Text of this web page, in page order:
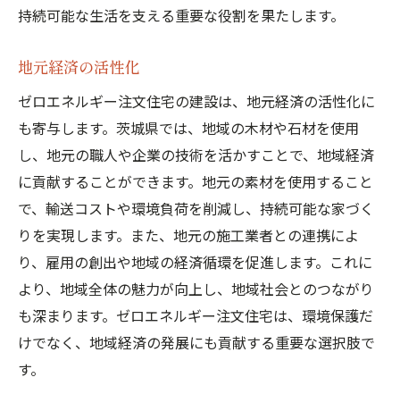
持続可能な生活を支える重要な役割を果たします。
地元経済の活性化
ゼロエネルギー注文住宅の建設は、地元経済の活性化に
も寄与します。茨城県では、地域の木材や石材を使用
し、地元の職人や企業の技術を活かすことで、地域経済
に貢献することができます。地元の素材を使用すること
で、輸送コストや環境負荷を削減し、持続可能な家づく
りを実現します。また、地元の施工業者との連携によ
り、雇用の創出や地域の経済循環を促進します。これに
より、地域全体の魅力が向上し、地域社会とのつながり
も深まります。ゼロエネルギー注文住宅は、環境保護だ
けでなく、地域経済の発展にも貢献する重要な選択肢で
す。